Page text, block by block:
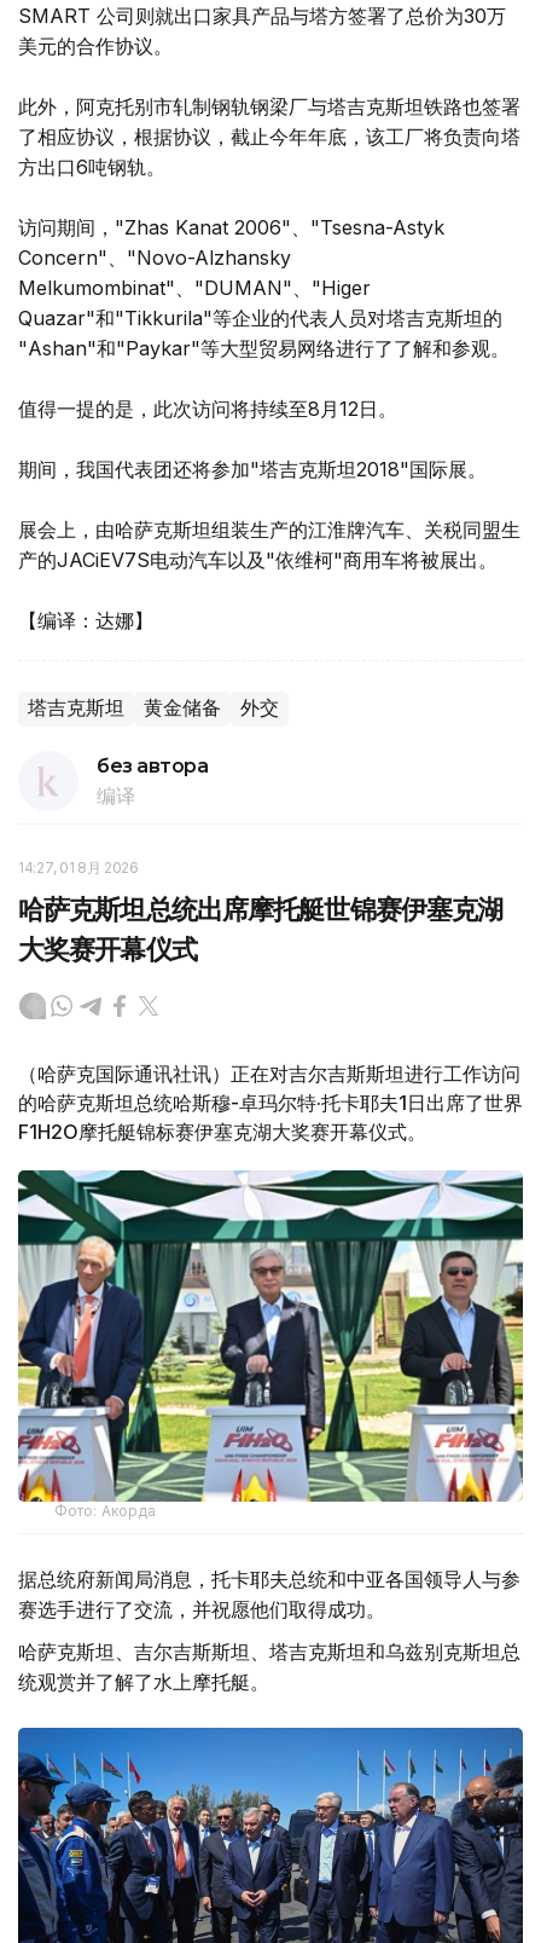
SMART 公司则就出口家具产品与塔方签署了总价为30万
美元的合作协议。
此外，阿克托别市轧制钢轨钢梁厂与塔吉克斯坦铁路也签署
了相应协议，根据协议，截止今年年底，该工厂将负责向塔
方出口6吨钢轨。
访问期间，"Zhas Kanat 2006"、"Tsesna-Astyk
Concern"、"Novo-Alzhansky
Melkumombinat"、"DUMAN"、"Higer
Quazar"和"Tikkurila"等企业的代表人员对塔吉克斯坦的
"Ashan"和"Paykar"等大型贸易网络进行了了解和参观。
值得一提的是，此次访问将持续至8月12日。
期间，我国代表团还将参加"塔吉克斯坦2018"国际展。
展会上，由哈萨克斯坦组装生产的江淮牌汽车、关税同盟生
产的JACiEV7S电动汽车以及"依维柯"商用车将被展出。
【编译：达娜】
塔吉克斯坦 黄金储备 外交
без автора
编译
14:27, 01 8月 2026
哈萨克斯坦总统出席摩托艇世锦赛伊塞克湖
大奖赛开幕仪式
（哈萨克国际通讯社讯）正在对吉尔吉斯斯坦进行工作访问
的哈萨克斯坦总统哈斯穆-卓玛尔特·托卡耶夫1日出席了世界
F1H2O摩托艇锦标赛伊塞克湖大奖赛开幕仪式。
Фото: Акорда
据总统府新闻局消息，托卡耶夫总统和中亚各国领导人与参
赛选手进行了交流，并祝愿他们取得成功。
哈萨克斯坦、吉尔吉斯斯坦、塔吉克斯坦和乌兹别克斯坦总
统观赏并了解了水上摩托艇。